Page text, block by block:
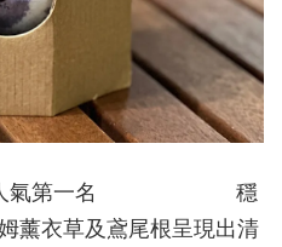
超人氣第一名
穩
薰衣草及鳶尾根呈現出清